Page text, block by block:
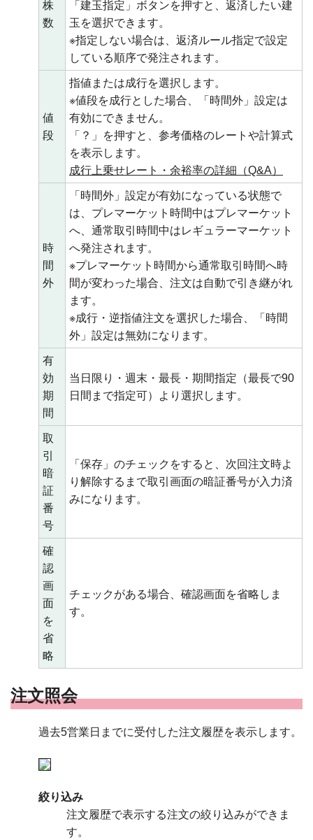
株
数
「建玉指定」ボタンを押すと、返済したい建
玉を選択できます。
※指定しない場合は、返済ルール指定で設定
している順序で発注されます。
値
段
指値または成行を選択します。
※値段を成行とした場合、「時間外」設定は
有効にできません。
「？」を押すと、参考価格のレートや計算式
を表示します。
成行上乗せレート・余裕率の詳細（Q&A）
時
間
外
「時間外」設定が有効になっている状態で
は、プレマーケット時間中はプレマーケット
へ、通常取引時間中はレギュラーマーケット
へ発注されます。
※プレマーケット時間から通常取引時間へ時
間が変わった場合、注文は自動で引き継がれ
ます。
※成行・逆指値注文を選択した場合、「時間
外」設定は無効になります。
有
効
期
間
当日限り・週末・最長・期間指定（最長で90
日間まで指定可）より選択します。
取
引
暗
証
番
号
「保存」のチェックをすると、次回注文時よ
り解除するまで取引画面の暗証番号が入力済
みになります。
確
認
画
面
を
省
略
チェックがある場合、確認画面を省略しま
す。
注文照会
過去5営業日までに受付した注文履歴を表示します。
絞り込み
注文履歴で表示する注文の絞り込みができま
す。